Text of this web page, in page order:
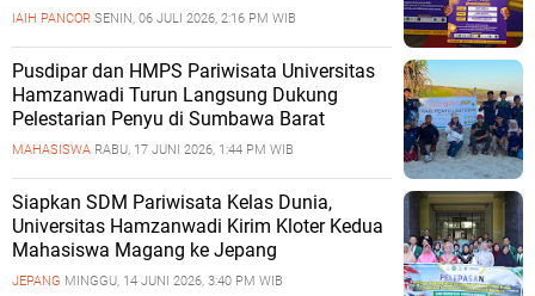
IAIH PANCOR SENIN, 06 JULI 2026, 2:16 PM WIB
Pusdipar dan HMPS Pariwisata Universitas
Hamzanwadi Turun Langsung Dukung
Pelestarian Penyu di Sumbawa Barat
MAHASISWA RABU, 17 JUNI 2026, 1:44 PM WIB
Siapkan SDM Pariwisata Kelas Dunia,
Universitas Hamzanwadi Kirim Kloter Kedua
Mahasiswa Magang ke Jepang
JEPANG MINGGU, 14 JUNI 2026, 3:40 PM WIB